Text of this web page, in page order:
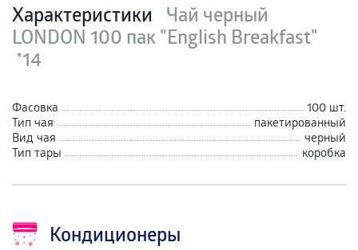
Характеристики
Чай черный
LONDON 100 пак "English Breakfast"
*14
Фасовка
100 шт.
Тип чая
пакетированный
Вид чая
черный
Тип тары
коробка
Кондиционеры